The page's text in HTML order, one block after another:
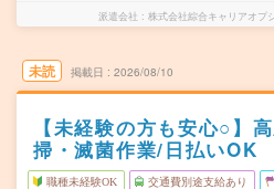
派遣会社 株式会社綜合キャリアオプ
未読 掲載日 2026/08/10
【未経験の方も安心○】
掃・滅菌作業/日払いOK
職種未経験OK 交通費別途支給あり